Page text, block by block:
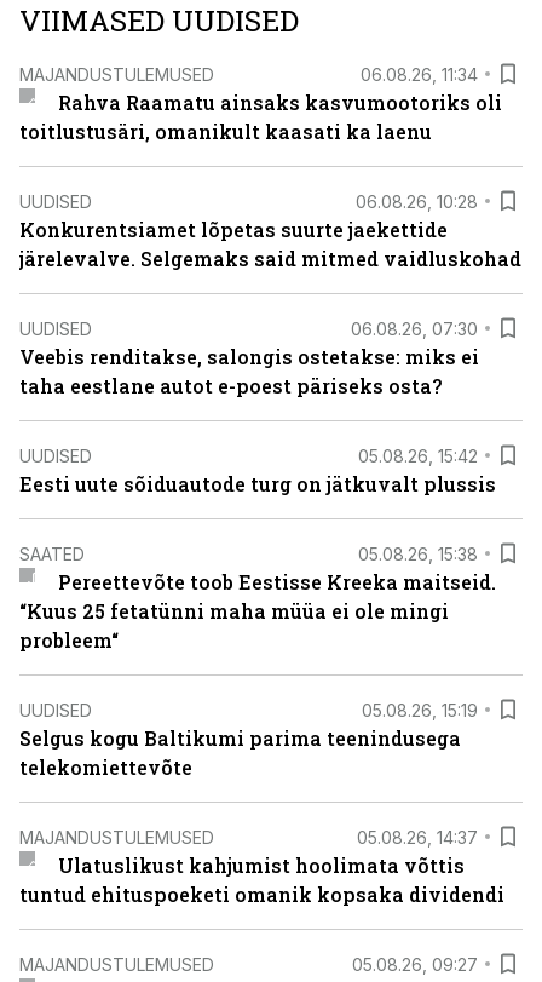
VIIMASED UUDISED
MAJANDUSTULEMUSED 06.08.26, 11:34
Rahva Raamatu ainsaks kasvumootoriks oli
toitlustusäri, omanikult kaasati ka laenu
UUDISED 06.08.26, 10:28
Konkurentsiamet lõpetas suurte jaekettide
järelevalve. Selgemaks said mitmed vaidluskohad
UUDISED 06.08.26, 07:30
Veebis renditakse, salongis ostetakse: miks ei
taha eestlane autot e-poest päriseks osta?
UUDISED 05.08.26, 15:42
Eesti uute sõiduautode turg on jätkuvalt plussis
SAATED 05.08.26, 15:38
Pereettevõte toob Eestisse Kreeka maitseid.
“Kuus 25 fetatünni maha müüa ei ole mingi
probleem“
UUDISED 05.08.26, 15:19
Selgus kogu Baltikumi parima teenindusega
telekomiettevõte
MAJANDUSTULEMUSED 05.08.26, 14:37
Ulatuslikust kahjumist hoolimata võttis
tuntud ehituspoeketi omanik kopsaka dividendi
MAJANDUSTULEMUSED 05.08.26, 09:27